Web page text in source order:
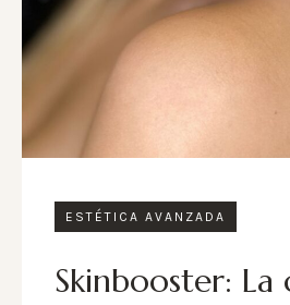
ESTÉTICA AVANZADA
Skinbooster: La